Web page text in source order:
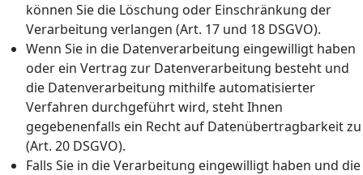
können Sie die Löschung oder Einschränkung der
Verarbeitung verlangen (Art. 17 und 18 DSGVO).
Wenn Sie in die Datenverarbeitung eingewilligt haben
oder ein Vertrag zur Datenverarbeitung besteht und
die Datenverarbeitung mithilfe automatisierter
Verfahren durchgeführt wird, steht Ihnen
gegebenenfalls ein Recht auf Datenübertragbarkeit zu
(Art. 20 DSGVO).
Falls Sie in die Verarbeitung eingewilligt haben und die